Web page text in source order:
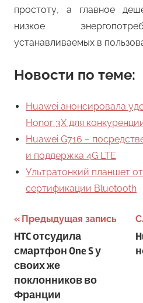
простоту, а главное
низкое
устанавливаемых в
Новости по теме:
Huawei анонсировала
Honor 3X для
Huawei G716 –
и поддержка 4G LTE
Ультратонкий планшет
сертификации Bluetooth
Навигация
по
записям
Предыдущая запись
HTC отсудила
смартфон One S у
своих же
поклонников во
Франции